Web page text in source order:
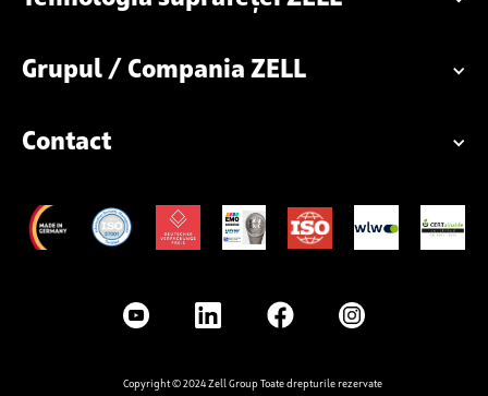
Grupul / Compania ZELL
Contact
Copyright © 2024 Zell Group Toate drepturile rezervate